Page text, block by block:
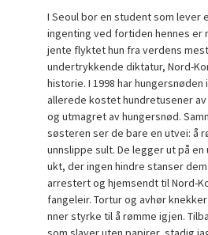
I Seoul bor en student som lever
ingenting ved fortiden hennes er
jente flyktet hun fra verdens
undertrykkende diktatur, Nord-
historie. I 1998 har hungersnøden
allerede kostet hundretusener av
og utmagret av hungersnød.
søsteren ser de bare en utvei: å
unnslippe sult. De legger ut på
ukt, der ingen hindre stanser
arrestert og hjemsendt til Nord-
fangeleir. Tortur og avhør
nner styrke til å rømme igjen.